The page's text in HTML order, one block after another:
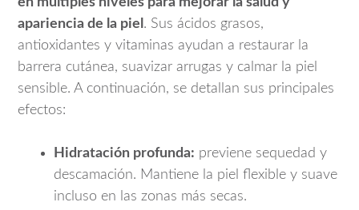
apariencia de la piel . Sus ácidos grasos,
antioxidantes y vitaminas ayudan a restaurar la
barrera cutánea, suavizar arrugas y calmar la piel
sensible. A continuación, se detallan sus principales
efectos:
Hidratación profunda: previene sequedad y
descamación. Mantiene la piel flexible y suave
incluso en las zonas más secas.